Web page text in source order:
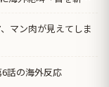
マン肉が見えてしま
話の海外反応